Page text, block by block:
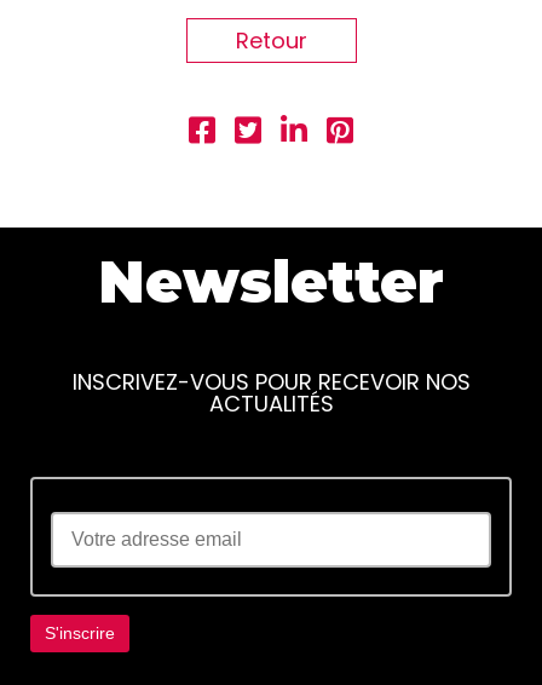
Retour
Newsletter
INSCRIVEZ-VOUS POUR RECEVOIR NOS
ACTUALITÉS